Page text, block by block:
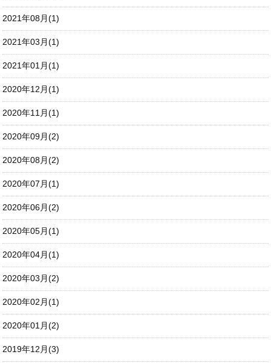
2021年08月(1)
2021年03月(1)
2021年01月(1)
2020年12月(1)
2020年11月(1)
2020年09月(2)
2020年08月(2)
2020年07月(1)
2020年06月(2)
2020年05月(1)
2020年04月(1)
2020年03月(2)
2020年02月(1)
2020年01月(2)
2019年12月(3)